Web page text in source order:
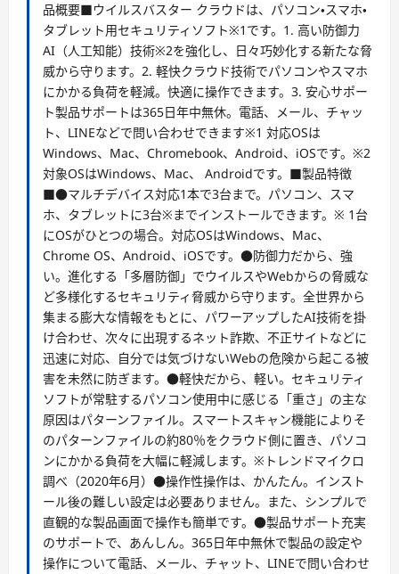
品概要■ウイルスバスター クラウドは、パソコン・スマホ・
タブレット用セキュリティソフト※1です。1. 高い防御力
AI（人工知能）技術※2を強化し、日々巧妙化する新たな脅
威から守ります。2. 軽快クラウド技術でパソコンやスマホ
にかかる負荷を軽減。快適に操作できます。3. 安心サポー
ト製品サポートは365日年中無休。電話、メール、チャッ
ト、LINEなどで問い合わせできます※1 対応OSは
Windows、Mac、Chromebook、Android、iOSです。※2
対象OSはWindows、Mac、 Androidです。■製品特徴
■●マルチデバイス対応1本で3台まで。パソコン、スマ
ホ、タブレットに3台※までインストールできます。※ 1台
にOSがひとつの場合。対応OSはWindows、Mac、
Chrome OS、Android、iOSです。●防御力だから、強
い。進化する「多層防御」でウイルスやWebからの脅威な
ど多様化するセキュリティ脅威から守ります。全世界から
集まる膨大な情報をもとに、パワーアップしたAI技術を掛
け合わせ、次々に出現するネット詐欺、不正サイトなどに
迅速に対応、自分では気づけないWebの危険から起こる被
害を未然に防ぎます。●軽快だから、軽い。セキュリティ
ソフトが常駐するパソコン使用中に感じる「重さ」の主な
原因はパターンファイル。スマートスキャン機能によりそ
のパターンファイルの約80％をクラウド側に置き、パソコ
ンにかかる負荷を大幅に軽減します。※トレンドマイクロ
調べ（2020年6月）●操作性操作は、かんたん。インスト
ール後の難しい設定は必要ありません。また、シンプルで
直観的な製品画面で操作も簡単です。●製品サポート充実
のサポートで、あんしん。365日年中無休で製品の設定や
操作について電話、メール、チャット、LINEで問い合わせ